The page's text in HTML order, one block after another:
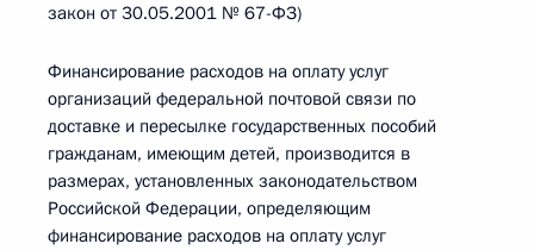
закон от 30.05.2001 № 67-ФЗ)
Финансирование расходов на оплату услуг
организаций федеральной почтовой связи по
доставке и пересылке государственных пособий
гражданам, имеющим детей, производится в
размерах, установленных законодательством
Российской Федерации, определяющим
финансирование расходов на оплату услуг